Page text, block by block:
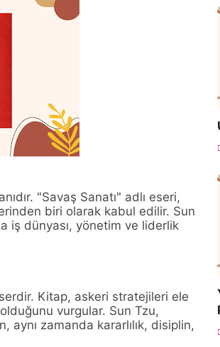
"Savaş Sanatı" adlı eseri,
biri olarak kabul edilir. Sun
iş dünyası, yönetim ve liderlik
Kitap, askeri stratejileri ele
vurgular. Sun Tzu,
aynı zamanda kararlılık, disiplin,